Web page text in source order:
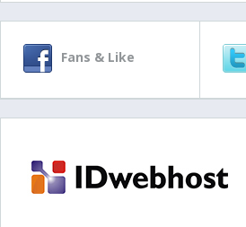
Fans & Like